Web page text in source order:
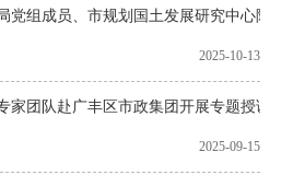
党组成员、市规划国土发展研究中心陈长
2025-10-13
家团队赴广丰区市政集团开展专题授课
2025-09-15